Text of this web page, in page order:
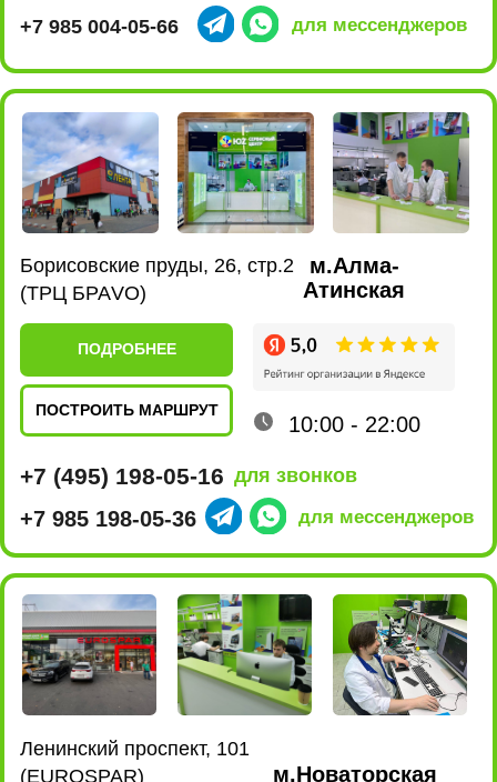
ул. Люблинская, 169 к2
(ТРЦ МариЭль)
ПОДРОБНЕЕ
м.Марьино
ПОСТРОИТЬ МАРШРУТ
10:00 - 22:00
+7 980 435-47-17 для мессенджеров